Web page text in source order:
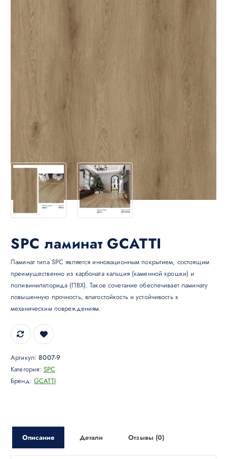
SPC ламинат GCATTI
Ламинат типа SPC является инновационным покрытием, состоящим
преимущественно из карбоната кальция (каменной крошки) и
поливинилхлорида (ПВХ). Такое сочетание обеспечивает ламинату
повышенную прочность, влагостойкость и устойчивость к
механическим повреждениям.
Артикул:8007-9
Категория: SPC
Бренд:GCATTI
Описание Детали Отзывы (0)